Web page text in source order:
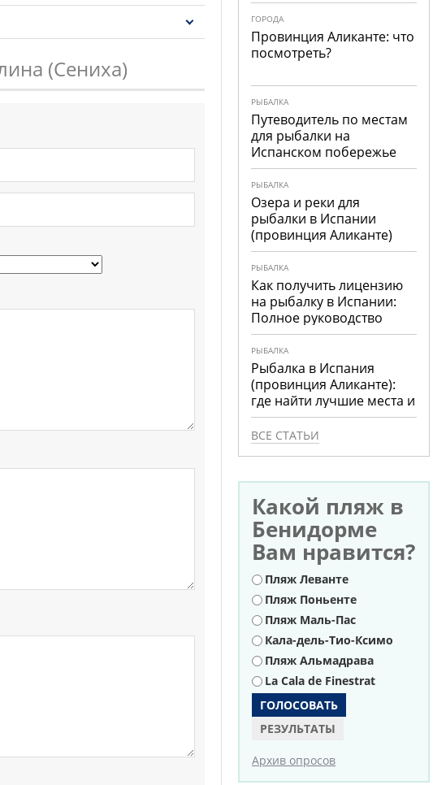
Leaflet
(Сениха)
ГОРОДА
Провинция Аликанте: что
посмотреть?
РЫБАЛКА
Путеводитель по местам
для рыбалки на
Испанском побережье
РЫБАЛКА
Озера и реки для
рыбалки в Испании
(провинция Аликанте)
РЫБАЛКА
Как получить лицензию
на рыбалку в Испании:
Полное руководство
РЫБАЛКА
Рыбалка в Испания
(провинция Аликанте):
где найти лучшие места и
что ловить
ВСЕ СТАТЬИ
Какой пляж в
Бенидорме
Вам нравится?
Варианты
Пляж Леванте
Пляж Поньенте
Пляж Маль-Пас
Кала-дель-Тио-Ксимо
Пляж Альмадрава
La Cala de Finestrat
РЕЗУЛЬТАТЫ
Архив опросов